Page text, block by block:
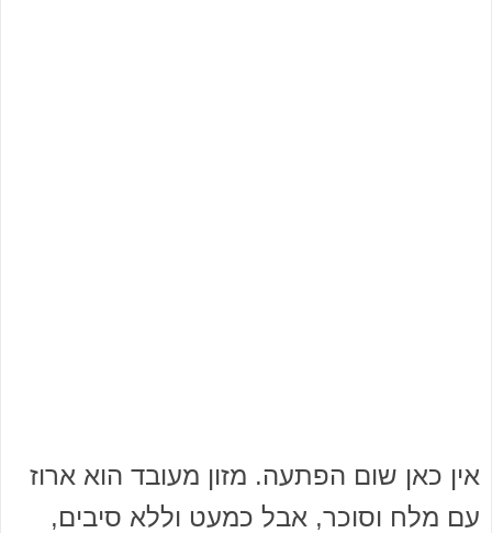
אין כאן שום הפתעה. מזון מעובד הוא ארוז
עם מלח וסוכר, אבל כמעט וללא סיבים,